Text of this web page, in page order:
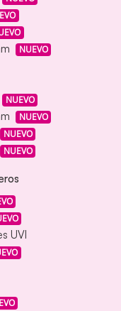
NUEVO
NUEVO
NUEVO
NUEVO
NUEVO
UVI